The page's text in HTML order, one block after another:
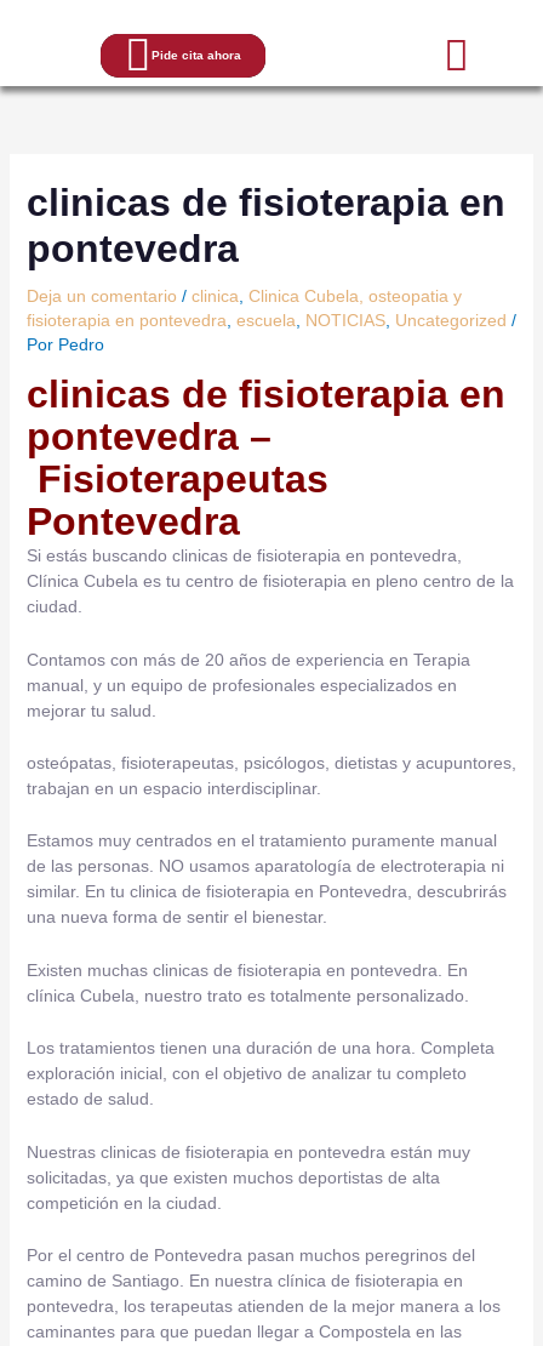
Pide cita ahora
clinicas de fisioterapia en
pontevedra
Deja un comentario / clinica, Clinica Cubela, osteopatia y
fisioterapia en pontevedra, escuela, NOTICIAS, Uncategorized /
Por Pedro
clinicas de fisioterapia en
pontevedra –
Fisioterapeutas
Pontevedra
Si estás buscando clinicas de fisioterapia en pontevedra,
Clínica Cubela es tu centro de fisioterapia en pleno centro de la
ciudad.
Contamos con más de 20 años de experiencia en Terapia
manual, y un equipo de profesionales especializados en
mejorar tu salud.
osteópatas, fisioterapeutas, psicólogos, dietistas y acupuntores,
trabajan en un espacio interdisciplinar.
Estamos muy centrados en el tratamiento puramente manual
de las personas. NO usamos aparatología de electroterapia ni
similar. En tu clinica de fisioterapia en Pontevedra, descubrirás
una nueva forma de sentir el bienestar.
Existen muchas clinicas de fisioterapia en pontevedra. En
clínica Cubela, nuestro trato es totalmente personalizado.
Los tratamientos tienen una duración de una hora. Completa
exploración inicial, con el objetivo de analizar tu completo
estado de salud.
Nuestras clinicas de fisioterapia en pontevedra están muy
solicitadas, ya que existen muchos deportistas de alta
competición en la ciudad.
Por el centro de Pontevedra pasan muchos peregrinos del
camino de Santiago. En nuestra clínica de fisioterapia en
pontevedra, los terapeutas atienden de la mejor manera a los
caminantes para que puedan llegar a Compostela en las